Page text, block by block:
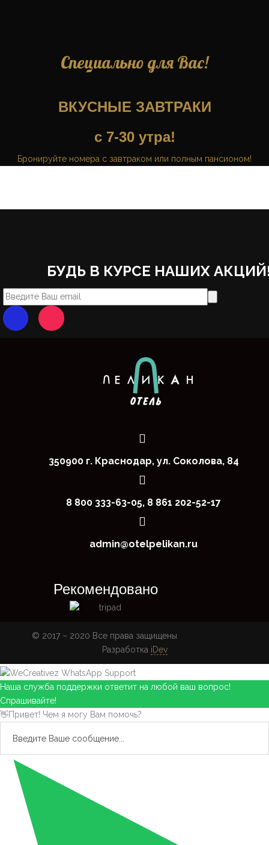
Специально для Вас!
ВКУСНЫЕ ЗАВТРАКИ
c 7-30 утра!
Бронируйте номера с завтраком или полным пансионом!
БУДЬ В КУРСЕ НАШИХ
350900 г. Краснодар, ул. Соколова, 84
8 800 333-63-05, 8 861 202-52-17
admin@otelpelikan.ru
Рекомендовано
© 2017 – 2020 Все права защищены
Разработка iDev
Наша служба поддержки ответит на любой ваш вопрос!
Спрашивайте!
👋Привет! Чем я могу Вам помочь?